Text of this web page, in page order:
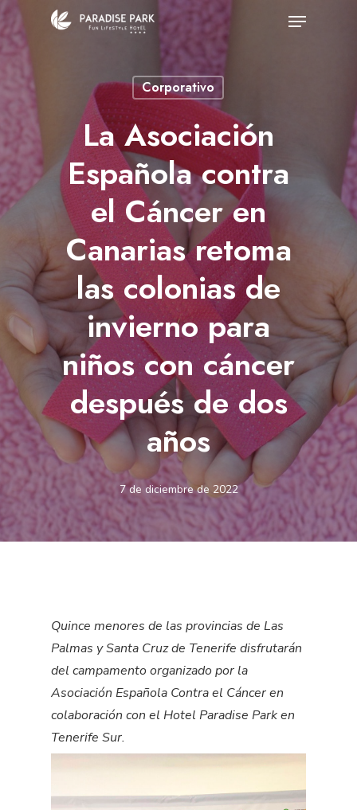
Skip
to
content
Menu
Corporativo
La Asociación
Española contra
el Cáncer en
Canarias retoma
las colonias de
invierno para
niños con cáncer
después de dos
años
7 de diciembre de 2022
Quince menores de las provincias de Las
Palmas y Santa Cruz de Tenerife disfrutarán
del campamento organizado por la
Asociación Española Contra el Cáncer en
colaboración con el Hotel Paradise Park en
Tenerife Sur.